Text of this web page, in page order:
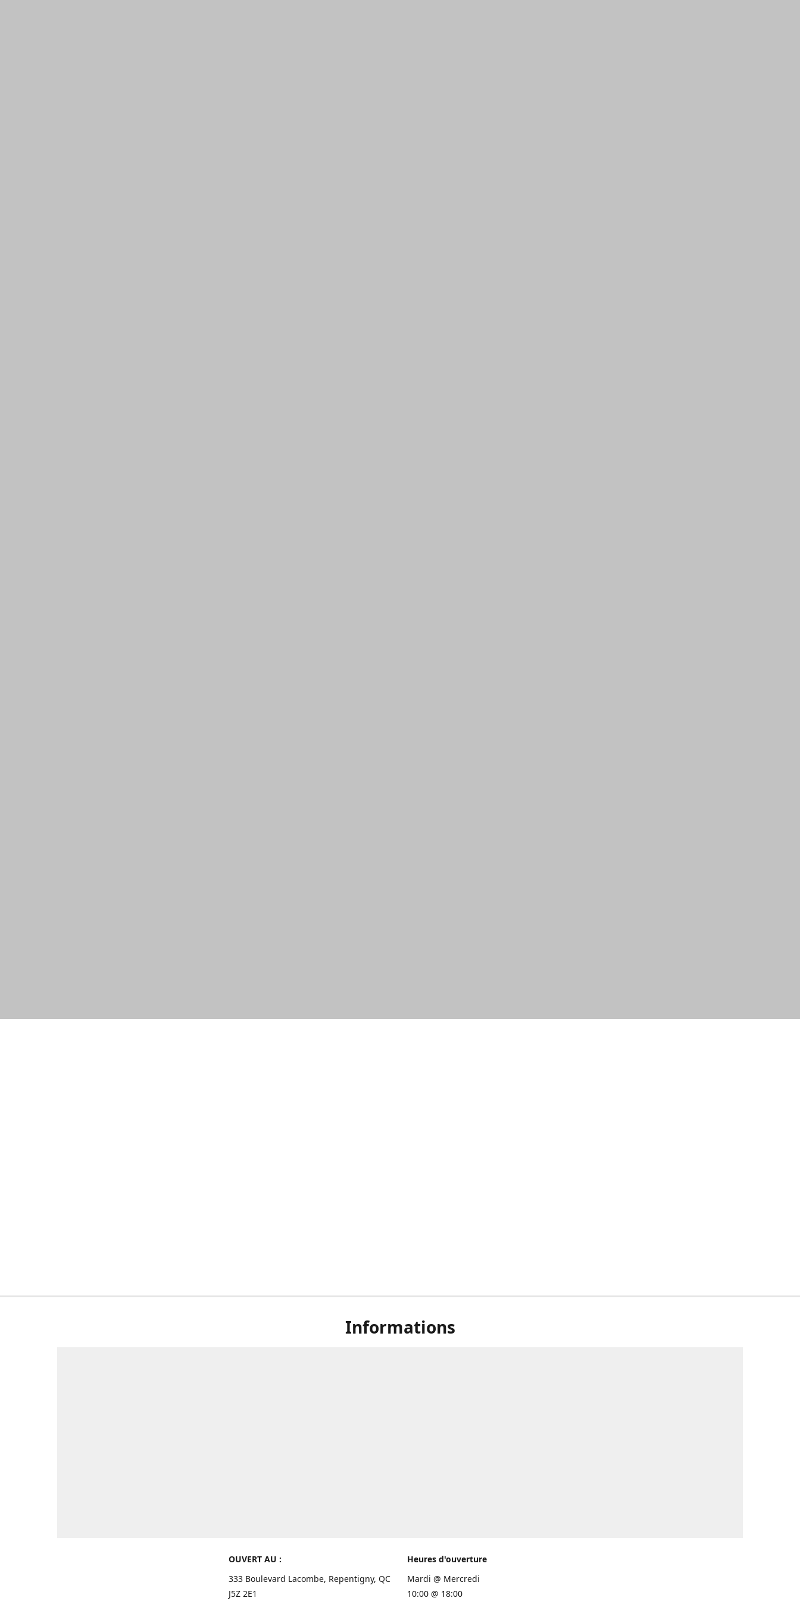
Informations
OUVERT AU :
333 Boulevard Lacombe, Repentigny, QC
J5Z 2E1
Heures d'ouverture
Mardi @ Mercredi
10:00 @ 18:00